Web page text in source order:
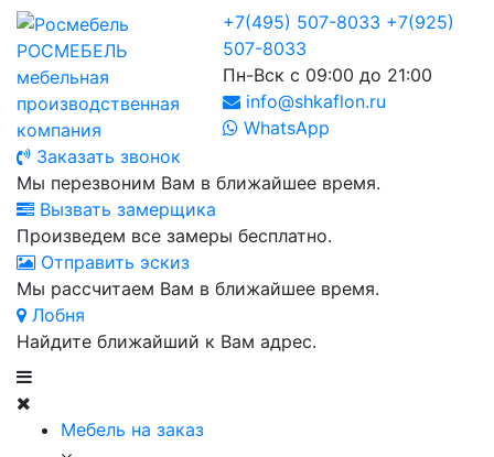
РОСМЕБЕЛЬ
мебельная
производственная
компания
+7(495) 507-8033 +7(925)
507-8033
Пн-Вск с 09:00 до 21:00
info@shkaflon.ru
WhatsApp
Заказать звонок
Мы перезвоним Вам в ближайшее время.
Вызвать замерщика
Произведем все замеры бесплатно.
Отправить эскиз
Мы рассчитаем Вам в ближайшее время.
Лобня
Найдите ближайший к Вам адрес.
Мебель на заказ